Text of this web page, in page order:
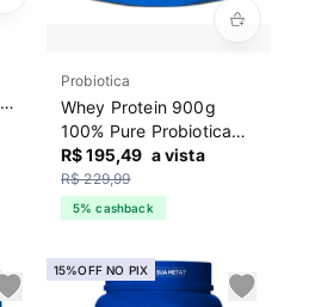
Probiotica
Whey Protein 900g
100% Pure Probiotica
Chocolate
R$ 195,49 a vista
R$ 229,99
5% cashback
15%OFF NO PIX